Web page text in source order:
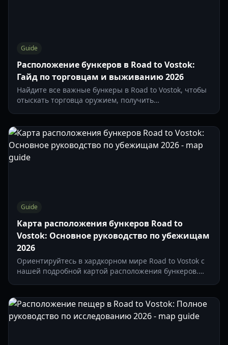
Guide
Расположение бункеров в Road to Vostok:
Гайд по торговцам и выживанию 2026
Найдите все важные бункеры в Road to Vostok, чтобы
отыскать торговца оружием, получить
Guide
Карта расположения бункеров Road to
Vostok: Основное руководство по убежищам
2026
Ориентируйтесь в хардкорном мире Road to Vostok с
нашей подробной картой расположения бункеров.